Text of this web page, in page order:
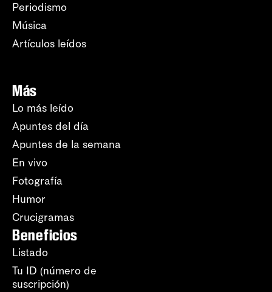
Periodismo
Música
Artículos leídos
Más
Lo más leído
Apuntes del día
Apuntes de la semana
En vivo
Fotografía
Humor
Crucigramas
Beneficios
Listado
Tu ID (número de
suscripción)